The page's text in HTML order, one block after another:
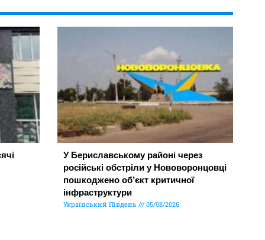
У Бериславському районі через
російські обстріли у Нововоронцовці
пошкоджено об’єкт критичної
інфраструктури
Український Південь 05/08/2026